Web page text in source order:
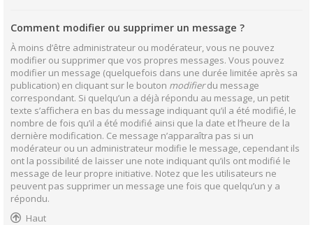
Comment modifier ou supprimer un message ?
À moins d’être administrateur ou modérateur, vous ne pouvez
modifier ou supprimer que vos propres messages. Vous pouvez
modifier un message (quelquefois dans une durée limitée après sa
publication) en cliquant sur le bouton modifierdu message
correspondant. Si quelqu’un a déjà répondu au message, un petit
texte s’affichera en bas du message indiquant qu’il a été modifié, le
nombre de fois qu’il a été modifié ainsi que la date et l’heure de la
dernière modification. Ce message n’apparaîtra pas si un
modérateur ou un administrateur modifie le message, cependant ils
ont la possibilité de laisser une note indiquant qu’ils ont modifié le
message de leur propre initiative. Notez que les utilisateurs ne
peuvent pas supprimer un message une fois que quelqu’un y a
répondu.
Haut